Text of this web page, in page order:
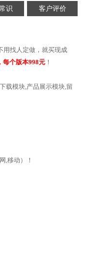
识 客户评价
用找人定做，就买现成
每个版本998元！
载模块,产品展示模块,留
,移动）！